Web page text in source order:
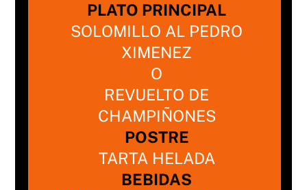
PLATO PRINCIPAL
SOLOMILLO AL PEDRO
XIMENEZ
O
REVUELTO DE
CHAMPIÑONES
POSTRE
TARTA HELADA
BEBIDAS